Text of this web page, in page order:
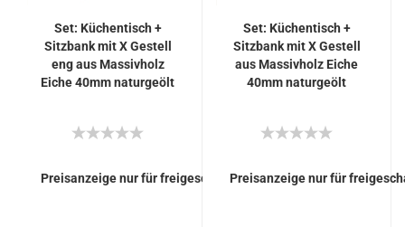
Set: Küchentisch +
Sitzbank mit X Gestell
eng aus Massivholz
Eiche 40mm naturgeölt
Preisanzeige nur für freigeschaltete Kunden
Set: Küchentisch +
Sitzbank mit X Gestell
aus Massivholz Eiche
40mm naturgeölt
Preisanzeige nur für